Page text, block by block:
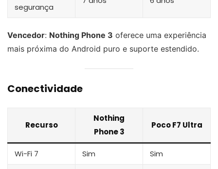
segurança
Vencedor: Nothing Phone 3 oferece uma experiência
mais próxima do Android puro e suporte estendido.
Conectividade
Recurso
Nothing
Phone 3
Poco F7 Ultra
Wi-Fi 7 Sim Sim